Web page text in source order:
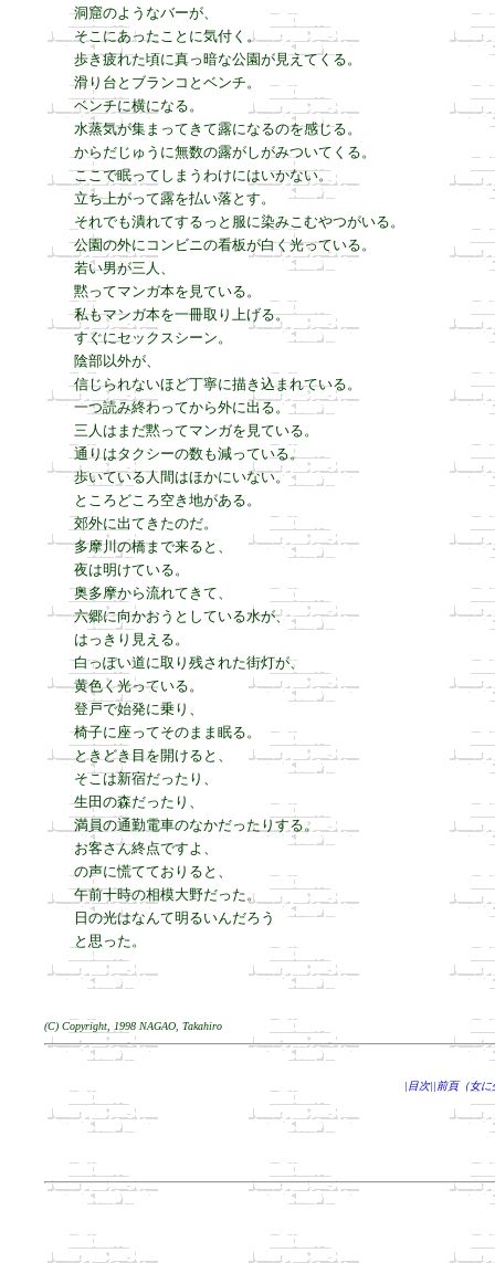
洞窟のようなバーが、
そこにあったことに気付く。
歩き疲れた頃に真っ暗な公園が見えてくる。
滑り台とブランコとベンチ。
ベンチに横になる。
水蒸気が集まってきて露になるのを感じる。
からだじゅうに無数の露がしがみついてくる。
ここで眠ってしまうわけにはいかない。
立ち上がって露を払い落とす。
それでも潰れてするっと服に染みこむやつがいる。
公園の外にコンビニの看板が白く光っている。
若い男が三人、
黙ってマンガ本を見ている。
私もマンガ本を一冊取り上げる。
すぐにセックスシーン。
陰部以外が、
信じられないほど丁寧に描き込まれている。
一つ読み終わってから外に出る。
三人はまだ黙ってマンガを見ている。
通りはタクシーの数も減っている。
歩いている人間はほかにいない。
ところどころ空き地がある。
郊外に出てきたのだ。
多摩川の橋まで来ると、
夜は明けている。
奥多摩から流れてきて、
六郷に向かおうとしている水が、
はっきり見える。
白っぽい道に取り残された街灯が、
黄色く光っている。
登戸で始発に乗り、
椅子に座ってそのまま眠る。
ときどき目を開けると、
そこは新宿だったり、
生田の森だったり、
満員の通勤電車のなかだったりする。
お客さん終点ですよ、
の声に慌てておりると、
午前十時の相模大野だった。
日の光はなんて明るいんだろう
と思った。
(C) Copyright, 1998 NAGAO, Takahiro
|目次||前頁（女